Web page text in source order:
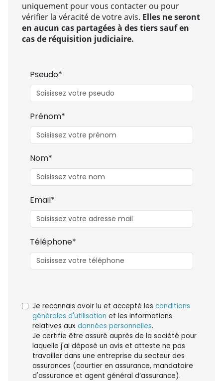
uniquement pour vous contacter ou pour
vérifier la véracité de votre avis. Elles ne seront
en aucun cas partagées à des tiers sauf en
cas de réquisition judiciaire.
Pseudo*
Prénom*
Nom*
Email*
Téléphone*
Je reconnais avoir lu et accepté les conditions
générales d'utilisation et les informations
relatives aux données personnelles.
Je certifie être assuré auprès de la société pour
laquelle j'ai déposé un avis et atteste ne pas
travailler dans une entreprise du secteur des
assurances (courtier en assurance, mandataire
d'assurance et agent général d’assurance).